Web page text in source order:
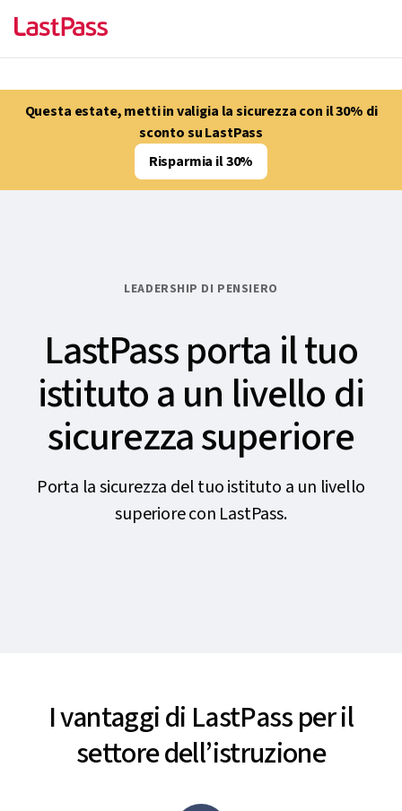
Questa estate, metti in valigia la sicurezza con il 30% di
sconto su LastPass
Risparmia il 30%
LEADERSHIP DI PENSIERO
LastPass porta il tuo
istituto a un livello di
sicurezza superiore
Porta la sicurezza del tuo istituto a un livello
superiore con LastPass.
I vantaggi di LastPass per il
settore dell’istruzione